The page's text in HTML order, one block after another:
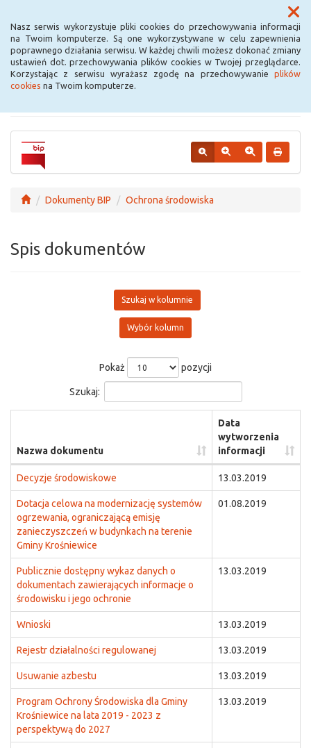
Nasz serwis wykorzystuje pliki cookies do przechowywania informacji
na Twoim komputerze. Są one wykorzystywane w celu zapewnienia
poprawnego działania serwisu. W każdej chwili możesz dokonać zmiany
ustawień dot. przechowywania plików cookies w Twojej przeglądarce.
Korzystając z serwisu wyrażasz zgodę na przechowywanie plików
cookies na Twoim komputerze.
Menu
Urząd Miejski w
Krośniewicach
Dokumenty BIP Ochrona środowiska
Spis dokumentów
Szukaj w kolumnie
Wybór kolumn
Pokaż pozycji
Szukaj:
Nazwa dokumentu
Data
wytworzenia
informacji
Decyzje środowiskowe 13.03.2019
Dotacja celowa na modernizację systemów
ogrzewania, ograniczającą emisję
zanieczyszczeń w budynkach na terenie
Gminy Krośniewice
01.08.2019
Publicznie dostępny wykaz danych o
dokumentach zawierających informacje o
środowisku i jego ochronie
13.03.2019
Wnioski 13.03.2019
Rejestr działalności regulowanej 13.03.2019
Usuwanie azbestu 13.03.2019
Program Ochrony Środowiska dla Gminy
Krośniewice na lata 2019 - 2023 z
perspektywą do 2027
13.03.2019